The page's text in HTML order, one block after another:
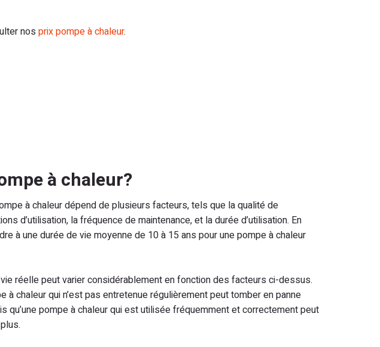
nos prix pompe à chaleur.
à chaleur?
à chaleur dépend de plusieurs facteurs, tels que la qualité de
d’utilisation, la fréquence de maintenance, et la durée d’utilisation. En
à une durée de vie moyenne de 10 à 15 ans pour une pompe à chaleur
réelle peut varier considérablement en fonction des facteurs ci-dessus.
à chaleur qui n’est pas entretenue régulièrement peut tomber en panne
qu’une pompe à chaleur qui est utilisée fréquemment et correctement peut